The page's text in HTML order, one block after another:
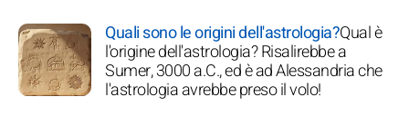
Quali sono le origini dell'astrologia?Qual è
l'origine dell'astrologia? Risalirebbe a
Sumer, 3000 a.C., ed è ad Alessandria che
l'astrologia avrebbe preso il volo!